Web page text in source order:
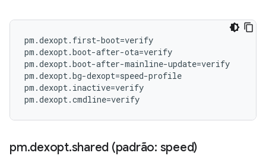
pm.dexopt.first-boot=verify
pm.dexopt.boot-after-ota=verify
pm.dexopt.boot-after-mainline-update=verify
pm.dexopt.bg-dexopt=speed-profile
pm.dexopt.inactive=verify
pm.dexopt.shared (padrão: speed)